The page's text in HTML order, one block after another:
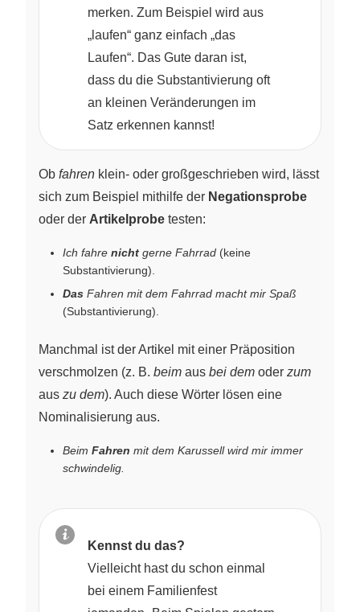
merken. Zum Beispiel wird aus
„laufen“ ganz einfach „das
Laufen“. Das Gute daran ist,
dass du die Substantivierung oft
an kleinen Veränderungen im
Satz erkennen kannst!
Ob fahren klein- oder großgeschrieben wird, lässt
sich zum Beispiel mithilfe der Negationsprobe
oder der Artikelprobe testen:
Ich fahre nicht gerne Fahrrad (keine
Substantivierung).
Das Fahren mit dem Fahrrad macht mir Spaß
(Substantivierung).
Manchmal ist der Artikel mit einer Präposition
verschmolzen (z. B. beim aus bei dem oder zum
aus zu dem). Auch diese Wörter lösen eine
Nominalisierung aus.
Beim Fahren mit dem Karussell wird mir immer
schwindelig.
Kennst du das?
Vielleicht hast du schon einmal
bei einem Familienfest